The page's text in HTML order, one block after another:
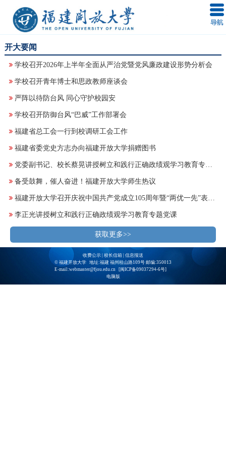
开大要闻
学校召开2026年上半年全面从严治党暨党风廉政建设形势分析会
学校召开青年博士和思政教师座谈会
严阵以待防台风 同心守护校园安
学校召开防御台风“巴威”工作部署会
福建省总工会一行到校调研工会工作
福建省委党史方志办向福建开放大学捐赠图书
党委副书记、校长蔡晃讲授树立和践行正确政绩观学习教育专题党课
备受鼓舞，催人奋进！福建开放大学师生热议
李正光讲授树立和践行正确政绩观学习教育专题党课
获取更多>>
收费公示 校长信箱 信息报送
© 福建开放大学 地址:福建 福州桂山路109号 邮编:350013
E-mail:webmaster@fjou.edu.cn [闽ICP备09037294-6号]
电脑版